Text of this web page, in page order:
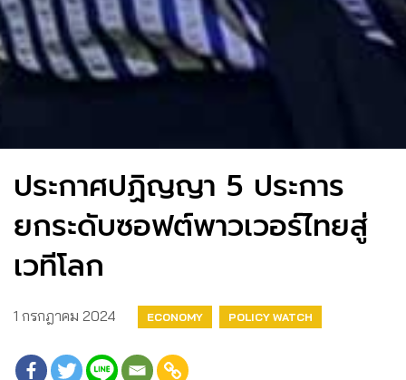
ประกาศปฏิญญา 5 ประการ
ยกระดับซอฟต์พาวเวอร์ไทยสู่
เวทีโลก
1 กรกฎาคม 2024 ECONOMY POLICY WATCH